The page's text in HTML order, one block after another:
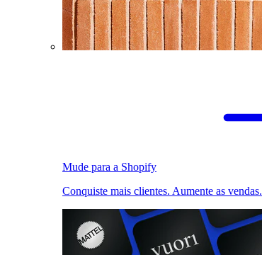
Mude para a Shopify
Conquiste mais clientes. Aumente as vendas.